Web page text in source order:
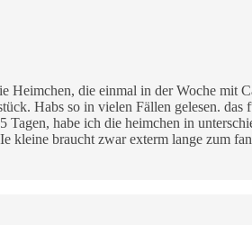
Heimchen, die einmal in der Woche mit
Habs so in vielen Fällen gelesen. das
habe ich die heimchen in
kleine braucht zwar exterm lange zum